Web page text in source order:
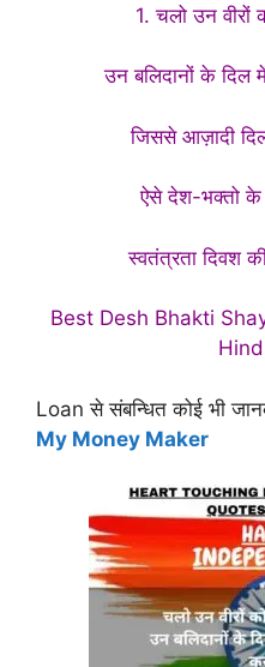
1. चलो उन
उन बलिदानों के दिल
जिससे आज़ादी
ऐसे देश-भक्तो के
स्वतंत्रता दिवश
Best Desh Bhakti
Loan से संबन्धित कोई भी
My Money Maker